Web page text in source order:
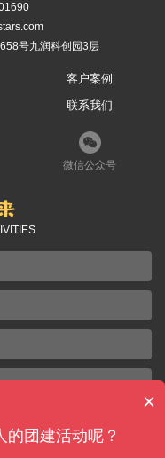
号九润科创园3层
客户案例
联系我们
微信公众号
×
团建活动呢？